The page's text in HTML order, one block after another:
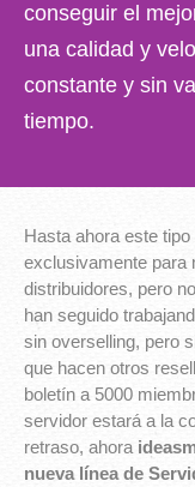
conseguir el
una calidad y
constante y sin
tiempo.
Hasta ahora este
exclusivamente para
distribuidores, pero
han seguido
sin overselling, pero
que hacen otros
boletín a 5000
servidor estará a la
retraso, ahora
nueva línea de